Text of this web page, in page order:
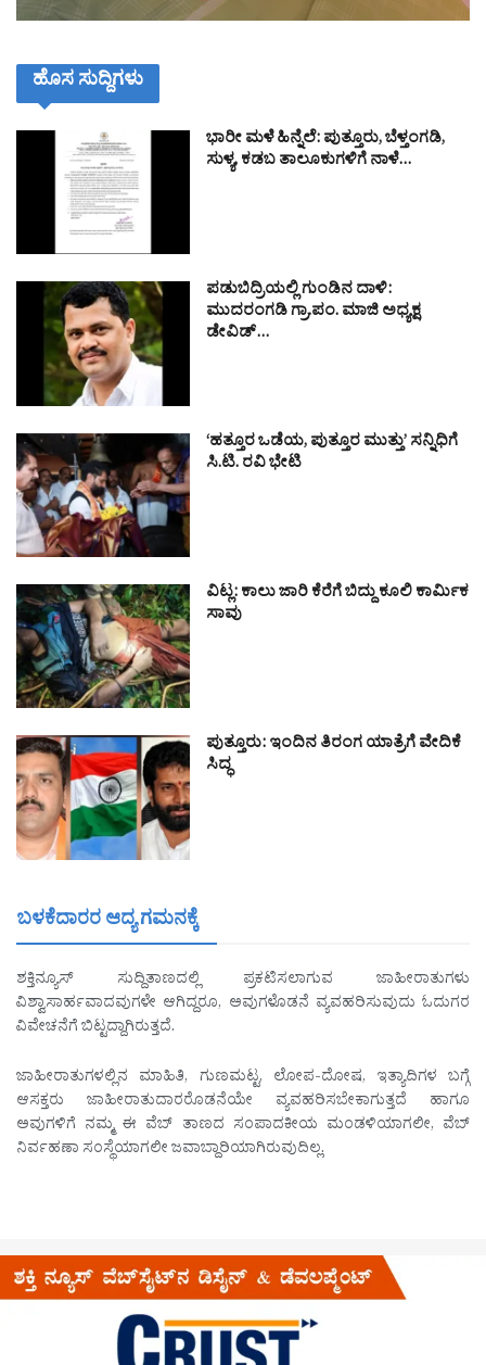
ಹೊಸ ಸುದ್ದಿಗಳು
ಭಾರೀ ಮಳೆ ಹಿನ್ನೆಲೆ: ಪುತ್ತೂರು, ಬೆಳ್ತಂಗಡಿ,
ಸುಳ್ಯ, ಕಡಬ ತಾಲೂಕುಗಳಿಗೆ ನಾಳೆ…
ಪಡುಬಿದ್ರಿಯಲ್ಲಿ ಗುಂಡಿನ ದಾಳಿ:
ಮುದರಂಗಡಿ ಗ್ರಾ.ಪಂ. ಮಾಜಿ ಅಧ್ಯಕ್ಷ
ಡೇವಿಡ್…
‘ಹತ್ತೂರ ಒಡೆಯ, ಪುತ್ತೂರ ಮುತ್ತು’ ಸನ್ನಿಧಿಗೆ
ಸಿ.ಟಿ. ರವಿ ಭೇಟಿ
ವಿಟ್ಲ: ಕಾಲು ಜಾರಿ ಕೆರೆಗೆ ಬಿದ್ದು ಕೂಲಿ ಕಾರ್ಮಿಕ
ಸಾವು
ಪುತ್ತೂರು: ಇಂದಿನ ತಿರಂಗ ಯಾತ್ರೆಗೆ ವೇದಿಕೆ
ಸಿದ್ಧ
ಬಳಕೆದಾರರ ಆದ್ಯ ಗಮನಕ್ಕೆ
ಶಕ್ತಿನ್ಯೂಸ್ ಸುದ್ದಿತಾಣದಲ್ಲಿ ಪ್ರಕಟಿಸಲಾಗುವ ಜಾಹೀರಾತುಗಳು
ವಿಶ್ವಾಸಾರ್ಹವಾದವುಗಳೇ ಆಗಿದ್ದರೂ, ಅವುಗಳೊಡನೆ ವ್ಯವಹರಿಸುವುದು ಓದುಗರ
ವಿವೇಚನೆಗೆ ಬಿಟ್ಟದ್ದಾಗಿರುತ್ತದೆ.
ಜಾಹೀರಾತುಗಳಲ್ಲಿನ ಮಾಹಿತಿ, ಗುಣಮಟ್ಟ, ಲೋಪ-ದೋಷ, ಇತ್ಯಾದಿಗಳ ಬಗ್ಗೆ
ಆಸಕ್ತರು ಜಾಹೀರಾತುದಾರರೊಡನೆಯೇ ವ್ಯವಹರಿಸಬೇಕಾಗುತ್ತದೆ ಹಾಗೂ
ಅವುಗಳಿಗೆ ನಮ್ಮ ಈ ವೆಬ್ ತಾಣದ ಸಂಪಾದಕೀಯ ಮಂಡಳಿಯಾಗಲೀ, ವೆಬ್
ನಿರ್ವಹಣಾ ಸಂಸ್ಥೆಯಾಗಲೀ ಜವಾಬ್ದಾರಿಯಾಗಿರುವುದಿಲ್ಲ.